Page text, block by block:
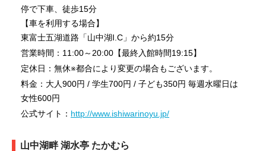
停で下車、徒歩15分
【車を利用する場合】
東富士五湖道路「山中湖I.C」から約15分
営業時間：11:00～20:00【最終入館時間19:15】
定休日：無休※都合により変更の場合もございます。
料金：大人900円 / 学生700円 / 子ども350円 毎週水曜日は
女性600円
公式サイト： http://www.ishiwarinoyu.jp/
山中湖畔 湖水亭 たかむら